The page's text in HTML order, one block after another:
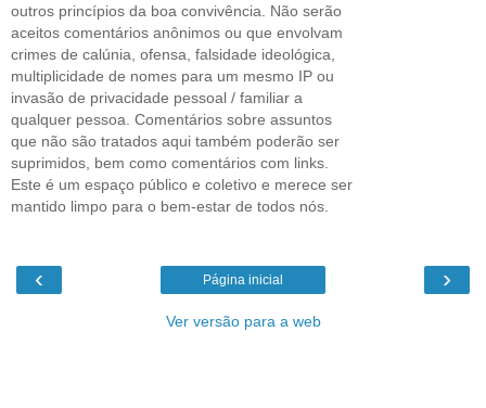
outros princípios da boa convivência. Não serão
aceitos comentários anônimos ou que envolvam
crimes de calúnia, ofensa, falsidade ideológica,
multiplicidade de nomes para um mesmo IP ou
invasão de privacidade pessoal / familiar a
qualquer pessoa. Comentários sobre assuntos
que não são tratados aqui também poderão ser
suprimidos, bem como comentários com links.
Este é um espaço público e coletivo e merece ser
mantido limpo para o bem-estar de todos nós.
‹ ›
Página inicial
Ver versão para a web